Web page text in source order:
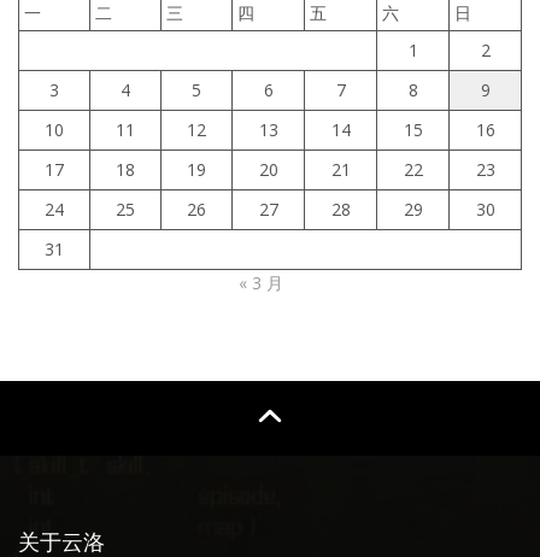
一
二 三 四 五 六
日
1
2
3
4 5 6 7 8
9
10
11 12 13 14 15
16
17
18 19 20 21 22
23
24
25 26 27 28 29
30
31
« 3 月
关于云洛